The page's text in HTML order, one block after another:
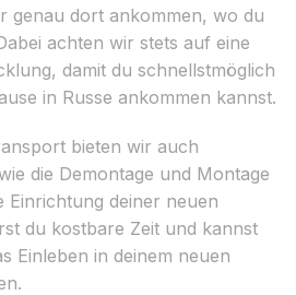
genau dort ankommen, wo du
achten wir stets auf eine
damit du schnellstmöglich
in Russe ankommen kannst.
bieten wir auch
die Demontage und Montage
Einrichtung deiner neuen
du kostbare Zeit und kannst
Einleben in deinem neuen